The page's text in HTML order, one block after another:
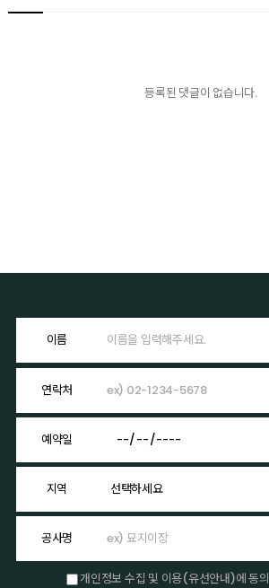
등록된 댓글이 없습니다.
이름
연락처
예약일
지역
공사명
개인정보 수집 및 이용(유선안내)에 동의